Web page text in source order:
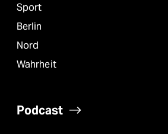
Sport
Berlin
Nord
Wahrheit
Podcast